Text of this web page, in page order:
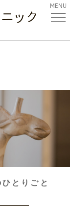
MENU
とりごと